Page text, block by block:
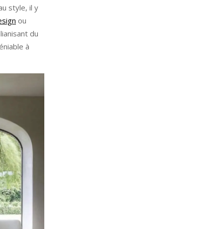
style, il y
ou
du
à